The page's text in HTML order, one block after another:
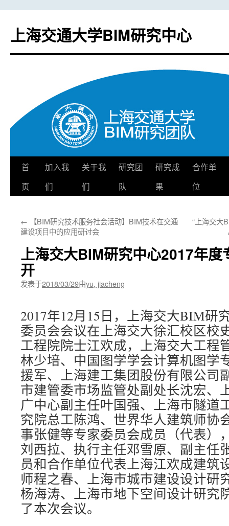
上海交通大学BIM研究中心
跳
至
文
首
页
加入我
们
关于我
们
研究团
队
研究成
果
合作单
位
← 【BIM研究技术服务社会活动】BIM技术在交通
建设项目中的应用研讨会
“上海交大
上海交大BIM研究中心2017年度
开
发表于2018/03/29由yu, jiacheng
2017年12月15日，上海交大BIM研
委员会会议在上海交大徐汇校区校
工程院院士江欢成，上海交大工程
林少培、中国图学学会计算机图学
援军、上海建工集团股份有限公司
市建管委市场监管处副处长沈宏、
广中心副主任叶国强、上海市隧道
究院总工陈鸿、世界华人建筑师协
事张健等专家委员会成员（代表）
刘西拉、执行主任邓雪原、副主任
员和合作单位代表上海江欢成建筑
师程之春、上海市城市建设设计研
杨海涛、上海市地下空间设计研究
了本次会议。